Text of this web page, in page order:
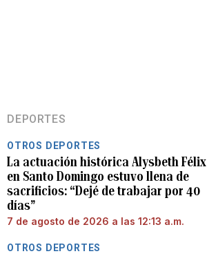
DEPORTES
OTROS DEPORTES
La actuación histórica Alysbeth Félix
en Santo Domingo estuvo llena de
sacrificios: “Dejé de trabajar por 40
días”
7 de agosto de 2026 a las 12:13 a.m.
OTROS DEPORTES